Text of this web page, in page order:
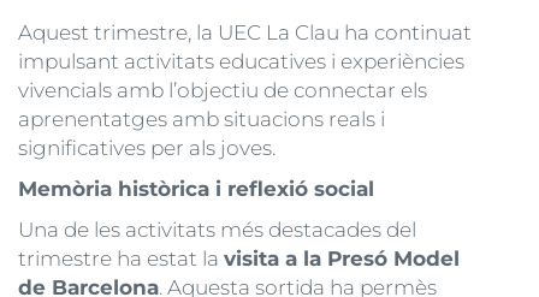
Aquest trimestre, la UEC La Clau ha continuat
impulsant activitats educatives i experiències
vivencials amb l’objectiu de connectar els
aprenentatges amb situacions reals i
significatives per als joves.
Memòria històrica i reflexió social
Una de les activitats més destacades del
trimestre ha estat la visita a la Presó Model
de Barcelona. Aquesta sortida ha permès